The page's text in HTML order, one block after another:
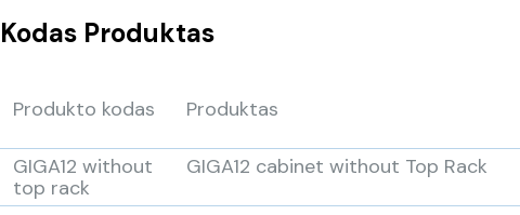
Kodas Produktas
Produkto kodas Produktas
GIGA12 without
top rack
GIGA12 cabinet without Top Rack